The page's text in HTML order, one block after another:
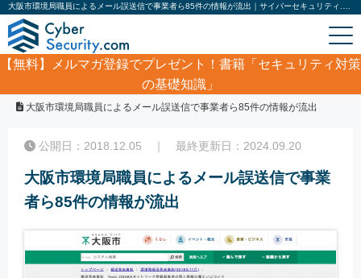
【無料】
メルマガ登録でプレゼント！書籍「セキュリティ対策
の基礎知識」
サイバーセキュリティ・情報漏洩ニュース
大阪市環境局職員によるメール誤送信で事業者ら85件の情報が流出
公開日：2018.12.05 ｜ 最終更新日：2024.09.20
大阪市環境局職員によるメール誤送信で事業
者ら85件の情報が流出